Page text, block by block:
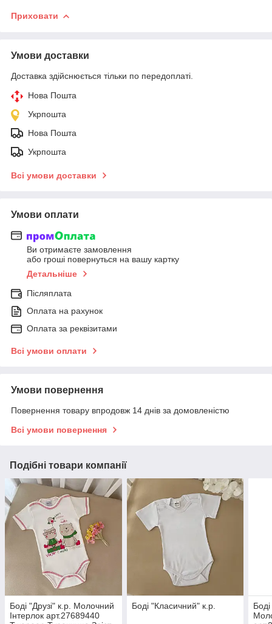
Приховати
Умови доставки
Доставка здійснюється тільки по передоплаті.
Нова Пошта
Укрпошта
Нова Пошта
Укрпошта
Всі умови доставки
Умови оплати
Ви отримаєте замовлення
або гроші повернуться на вашу картку
Детальніше
Післяплата
Оплата на рахунок
Оплата за реквізитами
Всі умови оплати
Умови повернення
Повернення товару впродовж 14 днів за домовленістю
Всі умови повернення
Подібні товари компанії
Боді "Друзі" к.р. Молочний
Інтерлок арт.27689440
Боді "Класичний" к.р.